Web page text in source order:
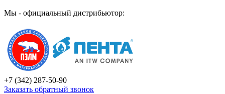
Мы - официальный дистрибьютор:
+7 (342) 287-50-90
Заказать обратный звонок